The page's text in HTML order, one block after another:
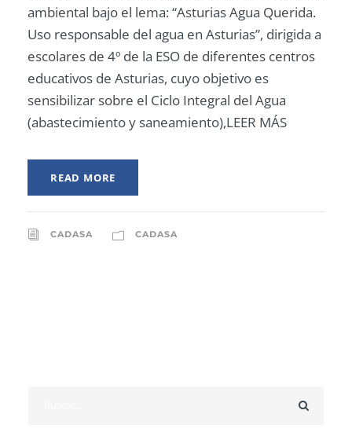
ambiental bajo el lema: “Asturias Agua Querida.
Uso responsable del agua en Asturias”, dirigida a
escolares de 4º de la ESO de diferentes centros
educativos de Asturias, cuyo objetivo es
sensibilizar sobre el Ciclo Integral del Agua
(abastecimiento y saneamiento),LEER MÁS
READ MORE
CADASA CADASA